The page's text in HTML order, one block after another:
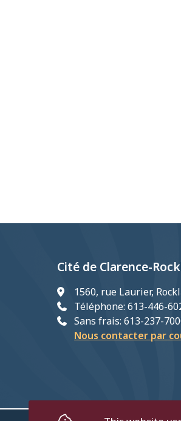
Cité de Clarence-
1560, rue Laurier,
Téléphone: 613-446-
Sans frais: 613-237-
Nous contacter par